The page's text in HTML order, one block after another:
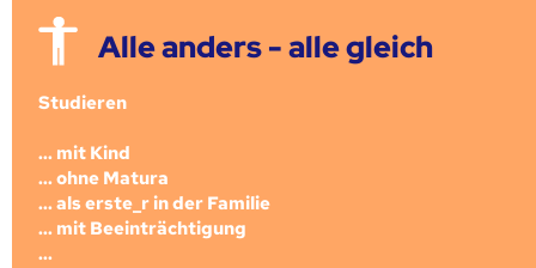
Alle anders - alle gleich
Studieren
... mit Kind
... ohne Matura
... als erste_r in der Familie
... mit Beeinträchtigung
...